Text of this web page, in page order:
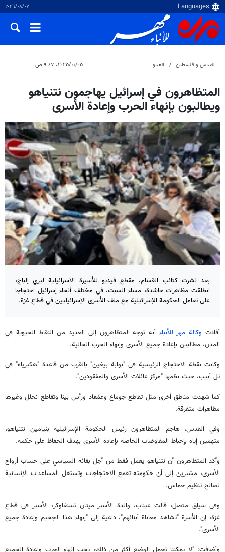
٠٧‏/٠٨‏/٢٠٢٦
القدس و فلسطین العدو ٠٥‏/٠١‏/٢٠٢٥، ٩:٤٧ ص
المتظاهرون في إسرائيل يهاجمون نتنياهو
ويطالبون بإنهاء الحرب وإعادة الأسرى
بعد نشرت كتائب القسام، مقطع فيديو للأسيرة الاسرائيلية ليري إلباج،
انطلقت مظاهرات حاشدة، مساء السبت، في مختلف أنحاء إسرائيل احتجاجا
على تعامل الحكومة الإسرائيلية مع ملف الأسرى الإسرائيليين في قطاع غزة.
أفادت وكالة مهر للأنباءأنه توجه المتظاهرون إلى العديد من النقاط الحيوية في
المدن، مطالبين بإعادة جميع الأسرى وإنهاء الحرب الحالية.
وكانت نقطة الاحتجاج الرئيسية في "بوابة بيغين" بالقرب من قاعدة "هكيرياه" في
تل أبيب، حيث نظمها "مركز عائلات الأسرى والمفقودين".
كما شهدت مناطق أخرى مثل تقاطع جوماع وعمّعاد ورأس بينا وتقاطع نحلل وغيرها
مظاهرات متفرقة.
وفي القدس، هاجم المتظاهرون رئيس الحكومة الإسرائيلية بنيامين نتنياهو،
متهمين إياه بإحباط المفاوضات الخاصة بإعادة الأسرى بهدف الحفاظ على حكمه.
وأكد المتظاهرون أن نتنياهو يعمل فقط من أجل بقائه السياسي على حساب أرواح
الأسرى، مشيرين إلى أن حكومته تقمع الاحتجاجات وتستغل المساعدات الإنسانية
لصالح تنظيم حماس.
وفي سياق متصل، قالت عيناب، والدة الأسير ميتان تسنغاوكر، الأسير في قطاع
غزة، إن الأسرة "تشاهد معاناة أبنائهم"، داعية إلى "إنهاء هذا الجحيم وإعادة جميع
الأسرى".